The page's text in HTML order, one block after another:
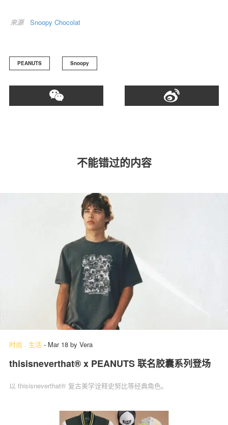
来源 Snoopy Chocolat
PEANUTS Snoopy
不能错过的内容
时尚 . 生活 - Mar 18 by Vera
thisisneverthat® x PEANUTS 联名胶囊系列登场
以 thisisneverthat® 复古美学诠释史努比等经典角色。